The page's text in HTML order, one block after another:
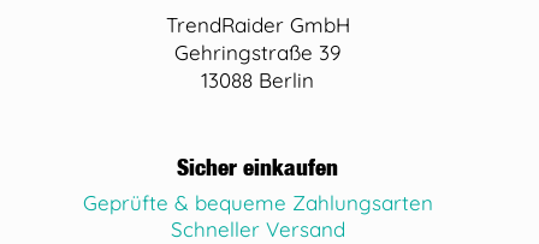
TrendRaider GmbH
Gehringstraße 39
13088 Berlin
Sicher einkaufen
Geprüfte & bequeme Zahlungsarten
Schneller Versand